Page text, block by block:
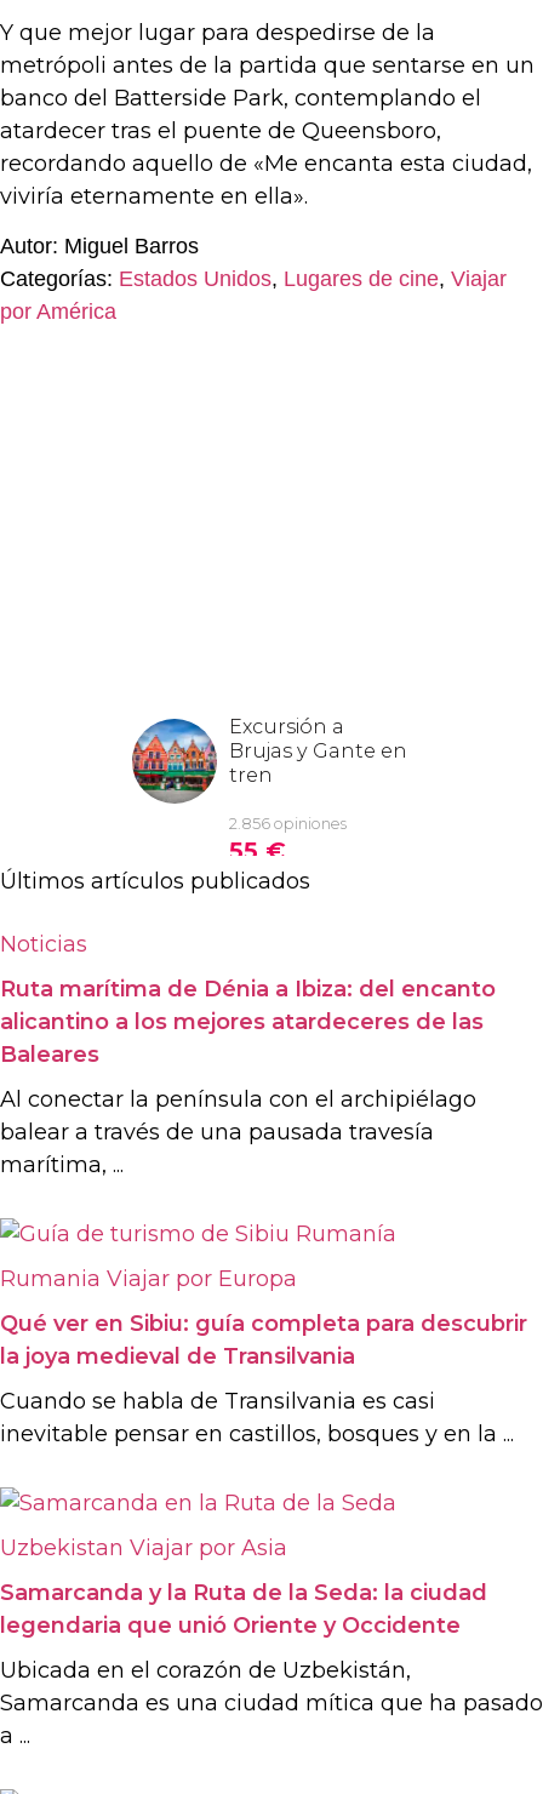
Y que mejor lugar para despedirse de la
metrópoli antes de la partida que sentarse en un
banco del Batterside Park, contemplando el
atardecer tras el puente de Queensboro,
recordando aquello de «Me encanta esta ciudad,
viviría eternamente en ella».
Autor: Miguel Barros
Categorías: Estados Unidos, Lugares de cine, Viajar
por América
Últimos artículos publicados
Noticias
Ruta marítima de Dénia a Ibiza: del encanto
alicantino a los mejores atardeceres de las
Baleares
Al conectar la península con el archipiélago
balear a través de una pausada travesía
marítima, ...
Rumania Viajar por Europa
Qué ver en Sibiu: guía completa para descubrir
la joya medieval de Transilvania
Cuando se habla de Transilvania es casi
inevitable pensar en castillos, bosques y en la ...
Uzbekistan Viajar por Asia
Samarcanda y la Ruta de la Seda: la ciudad
legendaria que unió Oriente y Occidente
Ubicada en el corazón de Uzbekistán,
Samarcanda es una ciudad mítica que ha pasado
a ...